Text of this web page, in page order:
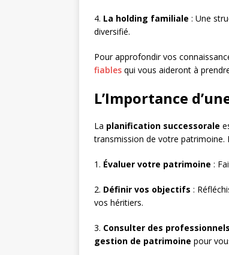
4. La holding familiale : Une
diversifié.
Pour approfondir vos
fiables qui vous aideront à
L’Importance
La planification successorale
transmission de votre patrimoine.
1. Évaluer votre patrimoine :
2. Définir vos objectifs :
vos héritiers.
3. Consulter des professionnels
gestion de patrimoine pour